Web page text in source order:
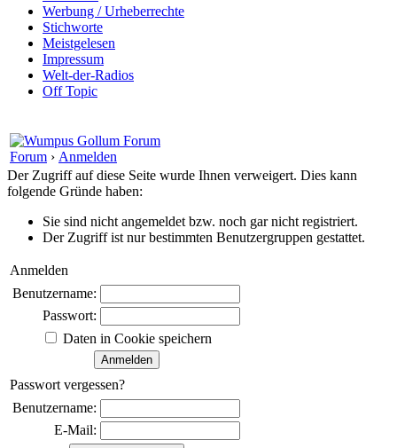
Werbung / Urheberrechte
Stichworte
Meistgelesen
Impressum
Welt-der-Radios
Off Topic
Forum › Anmelden
Der Zugriff auf diese Seite wurde Ihnen verweigert. Dies kann
folgende Gründe haben:
Sie sind nicht angemeldet bzw. noch gar nicht registriert.
Der Zugriff ist nur bestimmten Benutzergruppen gestattet.
Anmelden
Benutzername:
Passwort:
Daten in Cookie speichern
Passwort vergessen?
Benutzername:
E-Mail: